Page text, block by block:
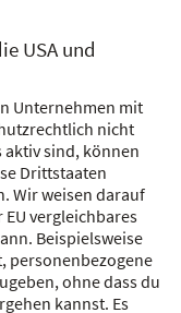
USA und
Unternehmen mit
nicht
aktiv sind, können
Drittstaaten
Wir weisen darauf
vergleichbares
Beispielsweise
personenbezogene
ohne dass du
kannst. Es